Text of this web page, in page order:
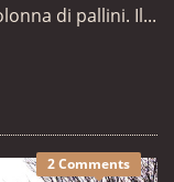
di pallini. Il...
2 Comments